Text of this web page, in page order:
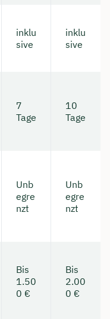
inklu
sive
inklu
sive
7
Tage
10
Tage
Unb
egre
nzt
Unb
egre
nzt
Bis
1.50
0 €
Bis
2.00
0 €